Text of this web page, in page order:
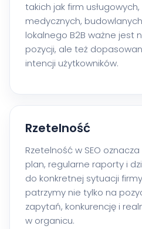
takich jak firm
medycznych,
lokalnego B2B ważne jest
pozycji, ale też
intencji użytkowników.
Rzetelność
Rzetelność w SEO
plan, regularne raporty i
do konkretnej sytuacji
patrzymy nie tylko na
zapytań, konkurencję i
w organicu.